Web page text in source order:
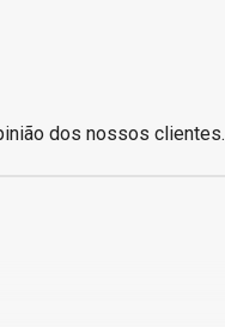
dos nossos clientes.